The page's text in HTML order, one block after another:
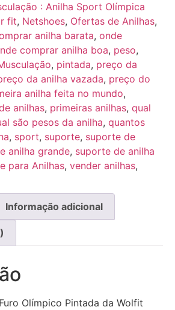
: Anilha Sport Olímpica
fit, Netshoes, Ofertas de Anilhas,
anilha barata, onde
comprar anilha boa, peso,
, pintada, preço da
da anilha vazada, preço do
anilha feita no mundo,
anilhas, primeiras anilhas, qual
são pesos da anilha, quantos
, sport, suporte, suporte de
anilha grande, suporte de anilha
para Anilhas, vender anilhas,
Informação adicional
Olímpico Pintada da Wolfit